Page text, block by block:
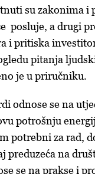
su zakonima i
posluje, a drugi
i pritiska
pitanja
je u priručniku.
odnose se na
potrošnju
potrebni za rad,
preduzeća na
se na prakse i